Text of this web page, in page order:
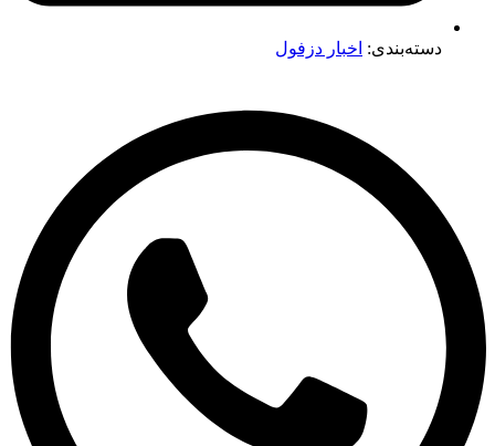
دسته‌بندی: اخبار دزفول